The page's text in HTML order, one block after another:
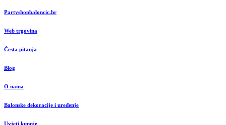
Partyshopbaloncic.hr
Web trgovina
Česta pitanja
Blog
O nama
Balonske dekoracije i uređenje
Uvjeti kupnje